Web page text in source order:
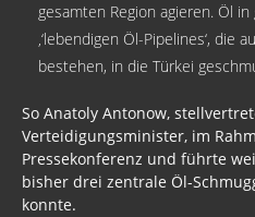
gesamten Region agieren. Öl
‚‘lebendigen Öl-Pipelines‘, die
bestehen, in die Türkei
So Anatoly Antonow,
Verteidigungsminister, im
Pressekonferenz und führte
bisher drei zentrale Öl-
konnte.